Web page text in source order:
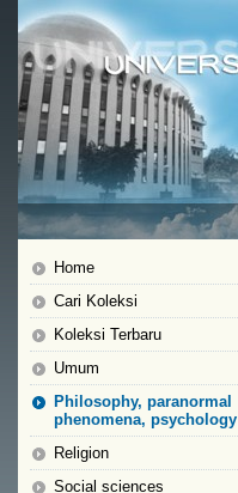
Home
Cari Koleksi
Koleksi Terbaru
Umum
Philosophy, paranormal
phenomena, psychology
Religion
Social sciences